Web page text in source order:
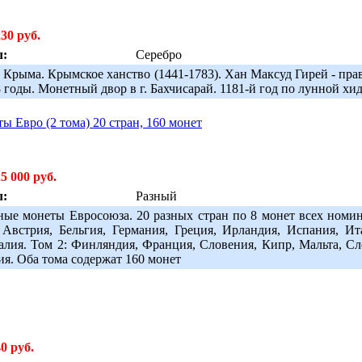
руб.
Серебро
Крымское ханство (1441-1783). Хан Максуд Гирей -
годы. Монетный двор в г. Бахчисарай. 1181-й год по лунной
Евро (2 тома) 20 стран, 160 монет
000 руб.
Разный
монеты Евросоюза. 20 разных стран по 8 монет всех
Бельгия, Германия, Греция, Ирландия, Испания,
Том 2: Финляндия, Франция, Словения, Кипр, Мальта,
Оба тома содержат 160 монет
руб.